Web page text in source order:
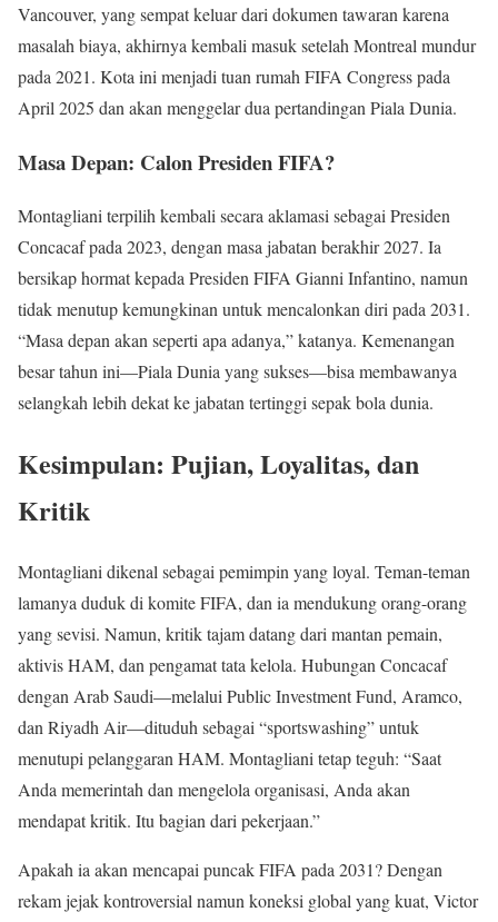
Vancouver, yang sempat keluar dari dokumen tawaran karena
masalah biaya, akhirnya kembali masuk setelah Montreal mundur
pada 2021. Kota ini menjadi tuan rumah FIFA Congress pada
April 2025 dan akan menggelar dua pertandingan Piala Dunia.
Masa Depan: Calon Presiden FIFA?
Montagliani terpilih kembali secara aklamasi sebagai Presiden
Concacaf pada 2023, dengan masa jabatan berakhir 2027. Ia
bersikap hormat kepada Presiden FIFA Gianni Infantino, namun
tidak menutup kemungkinan untuk mencalonkan diri pada 2031.
“Masa depan akan seperti apa adanya,” katanya. Kemenangan
besar tahun ini—Piala Dunia yang sukses—bisa membawanya
selangkah lebih dekat ke jabatan tertinggi sepak bola dunia.
Kesimpulan: Pujian, Loyalitas, dan
Kritik
Montagliani dikenal sebagai pemimpin yang loyal. Teman-teman
lamanya duduk di komite FIFA, dan ia mendukung orang-orang
yang sevisi. Namun, kritik tajam datang dari mantan pemain,
aktivis HAM, dan pengamat tata kelola. Hubungan Concacaf
dengan Arab Saudi—melalui Public Investment Fund, Aramco,
dan Riyadh Air—dituduh sebagai “sportswashing” untuk
menutupi pelanggaran HAM. Montagliani tetap teguh: “Saat
Anda memerintah dan mengelola organisasi, Anda akan
mendapat kritik. Itu bagian dari pekerjaan.”
Apakah ia akan mencapai puncak FIFA pada 2031? Dengan
rekam jejak kontroversial namun koneksi global yang kuat, Victor